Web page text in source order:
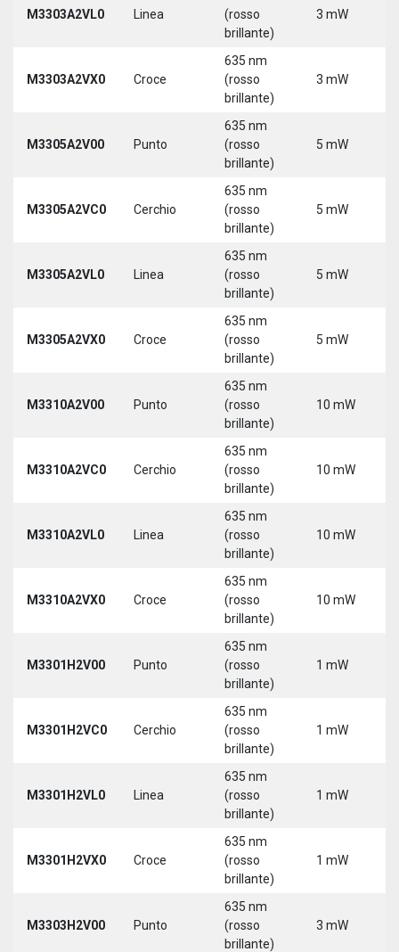
M3303A2VL0 Linea
(rosso
brillante)
3 mW
M3303A2VX0 Croce
635 nm
(rosso
brillante)
3 mW
M3305A2V00 Punto
635 nm
(rosso
brillante)
5 mW
M3305A2VC0 Cerchio
635 nm
(rosso
brillante)
5 mW
M3305A2VL0 Linea
635 nm
(rosso
brillante)
5 mW
M3305A2VX0 Croce
635 nm
(rosso
brillante)
5 mW
M3310A2V00 Punto
635 nm
(rosso
brillante)
10 mW
M3310A2VC0 Cerchio
635 nm
(rosso
brillante)
10 mW
M3310A2VL0 Linea
635 nm
(rosso
brillante)
10 mW
M3310A2VX0 Croce
635 nm
(rosso
brillante)
10 mW
M3301H2V00 Punto
635 nm
(rosso
brillante)
1 mW
M3301H2VC0 Cerchio
635 nm
(rosso
brillante)
1 mW
M3301H2VL0 Linea
635 nm
(rosso
brillante)
1 mW
M3301H2VX0 Croce
635 nm
(rosso
brillante)
1 mW
M3303H2V00 Punto
635 nm
(rosso
brillante)
3 mW